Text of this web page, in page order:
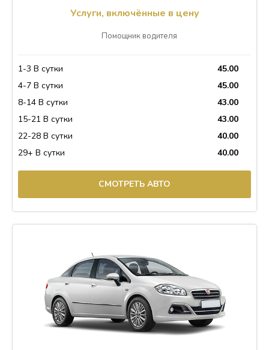
Услуги, включённые в цену
Помощник водителя
1-3 В сутки
45.00
4-7 В сутки
45.00
8-14 В сутки
43.00
15-21 В сутки
43.00
22-28 В сутки
40.00
29+ В сутки
40.00
СМОТРЕТЬ АВТО